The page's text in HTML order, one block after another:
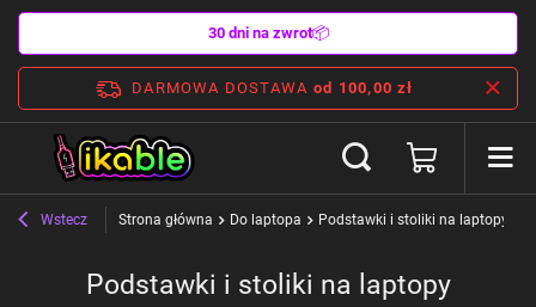
30 dni na zwrot📦
DARMOWA DOSTAWA od 100,00 zł
Wstecz Strona główna Do laptopa Podstawki i stoliki na laptopy
Podstawki i stoliki na laptopy